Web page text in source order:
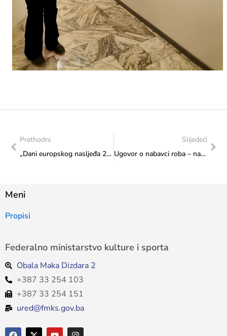
Prethodni
„Dani europskog nasljeđa 2022.” otvoreni u Žepču
Slijedeći
Ugovor o nabavci roba – nabavka auto guma
Meni
Propisi
Federalno ministarstvo kulture i sporta
Obala Maka Dizdara 2
+387 33 254 103
+387 33 254 151
ured@fmks.gov.ba